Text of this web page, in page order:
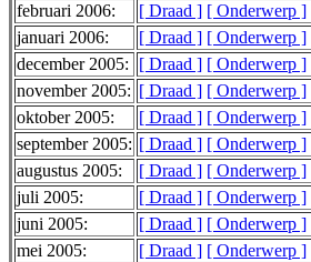
februari 2006:
[ Draad ] [ Onderwerp ]
januari 2006:
[ Draad ] [ Onderwerp ]
december 2005:
[ Draad ] [ Onderwerp ]
november 2005: [ Draad ] [ Onderwerp ]
oktober 2005:
[ Draad ] [ Onderwerp ]
september 2005: [ Draad ] [ Onderwerp ]
augustus 2005:
[ Draad ] [ Onderwerp ]
juli 2005:
[ Draad ] [ Onderwerp ]
juni 2005:
[ Draad ] [ Onderwerp ]
mei 2005:
[ Draad ] [ Onderwerp ]